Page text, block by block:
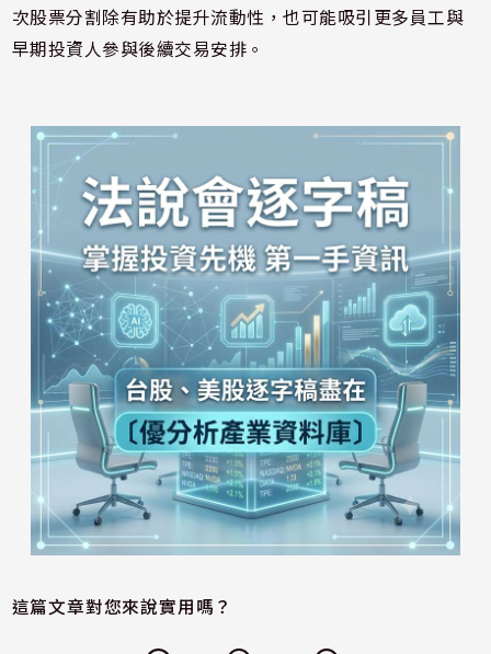
次股票分割除有助於提升流動性，也可能吸引更多員工與
早期投資人參與後續交易安排。
這篇文章對您來說實用嗎？